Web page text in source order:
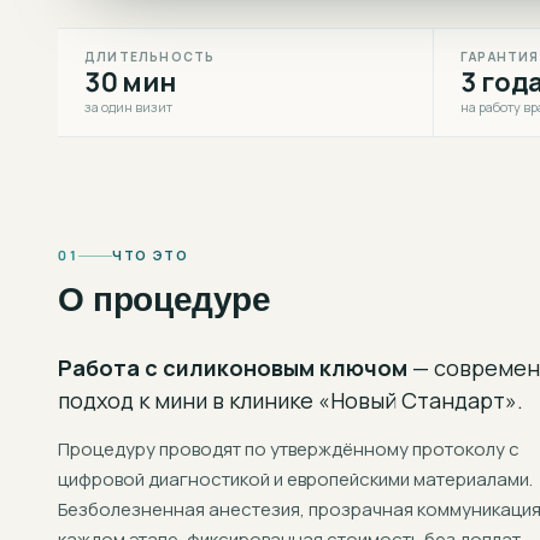
ДЛИТЕЛЬНОСТЬ
30 мин
за один визит
ГАРАНТИЯ
3
на работу
01 ЧТО ЭТО
О процедуре
Работа с силиконовым ключом —
подход кмини в клинике «Новый Стандарт».
Процедуру проводят по утверждённому протоколу с
цифровой диагностикой и европейскими материалами.
Безболезненная анестезия, прозрачная